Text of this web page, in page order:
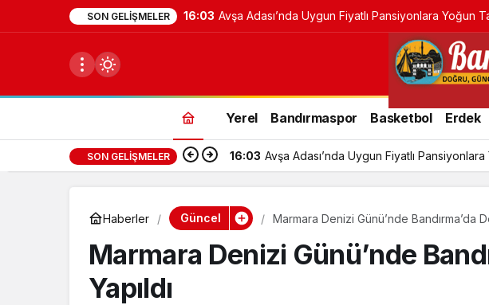
SON GELIŞMELER 16:03 Avşa Adası’nda Uygun Fiyatlı Pansiyonlara Yoğun
Yerel Bandırmaspor Basketbol Erdek
SON GELIŞMELER 16:03 Avşa Adası’nda Uygun Fiyatlı
Haberler Güncel Marmara Denizi Günü’nde Bandırma’da
Marmara Denizi Günü’nde
Yapıldı